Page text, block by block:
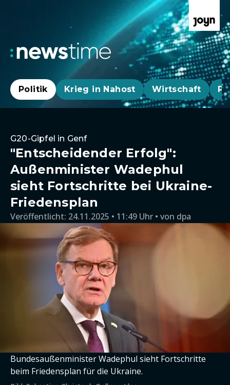
Politik Krieg in Nahost Wirtschaft
G20-Gipfel in Genf
"Entscheidender Erfolg":
Außenminister Wadephul
sieht Fortschritte bei Ukraine-
Friedensplan
Veröffentlicht: 24.11.2025 • 11:49 Uhr von dpa
Bundesaußenminister Wadephul sieht Fortschritte
beim Friedensplan für die Ukraine.